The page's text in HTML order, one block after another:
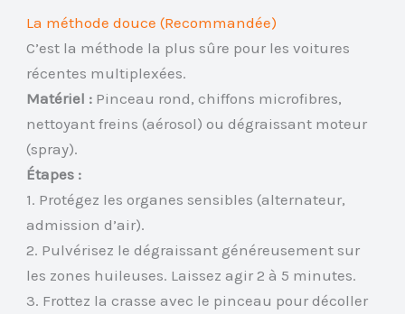
La méthode douce (Recommandée)
C’est la méthode la plus sûre pour les voitures
récentes multiplexées.
Matériel : Pinceau rond, chiffons microfibres,
nettoyant freins (aérosol) ou dégraissant moteur
(spray).
Étapes :
1. Protégez les organes sensibles (alternateur,
admission d’air).
2. Pulvérisez le dégraissant généreusement sur
les zones huileuses. Laissez agir 2 à 5 minutes.
3. Frottez la crasse avec le pinceau pour décoller